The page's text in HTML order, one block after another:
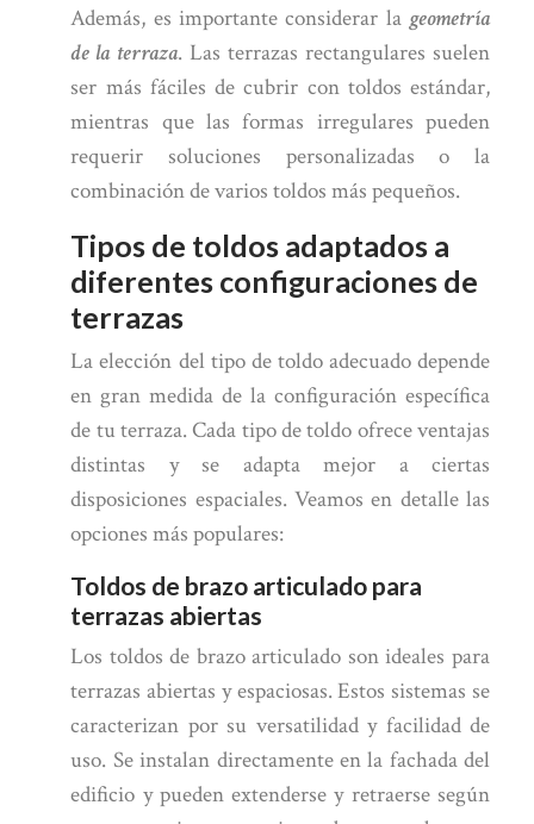
Además, es importante considerar la geometría
de la terraza. Las terrazas rectangulares suelen
ser más fáciles de cubrir con toldos estándar,
mientras que las formas irregulares pueden
requerir soluciones personalizadas o la
combinación de varios toldos más pequeños.
Tipos de toldos adaptados a
diferentes configuraciones de
terrazas
La elección del tipo de toldo adecuado depende
en gran medida de la configuración específica
de tu terraza. Cada tipo de toldo ofrece ventajas
distintas y se adapta mejor a ciertas
disposiciones espaciales. Veamos en detalle las
opciones más populares:
Toldos de brazo articulado para
terrazas abiertas
Los toldos de brazo articulado son ideales para
terrazas abiertas y espaciosas. Estos sistemas se
caracterizan por su versatilidad y facilidad de
uso. Se instalan directamente en la fachada del
edificio y pueden extenderse y retraerse según